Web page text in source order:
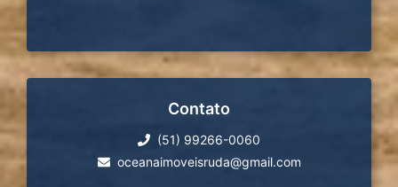
Contato
(51) 99266-0060
oceanaimoveisruda@gmail.com